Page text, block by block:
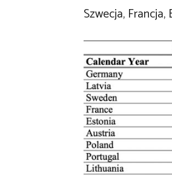
Szwecja,